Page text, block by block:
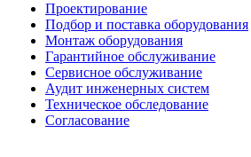
Проектирование
Подбор и поставка оборудования
Монтаж оборудования
Гарантийное обслуживание
Сервисное обслуживание
Аудит инженерных систем
Техническое обследование
Согласование